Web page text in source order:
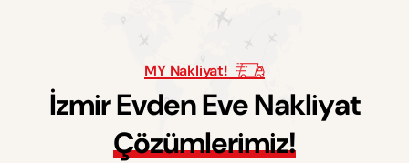
MY Nakliyat!
İzmirEvdenEveNakliyat
Çözümlerimiz!